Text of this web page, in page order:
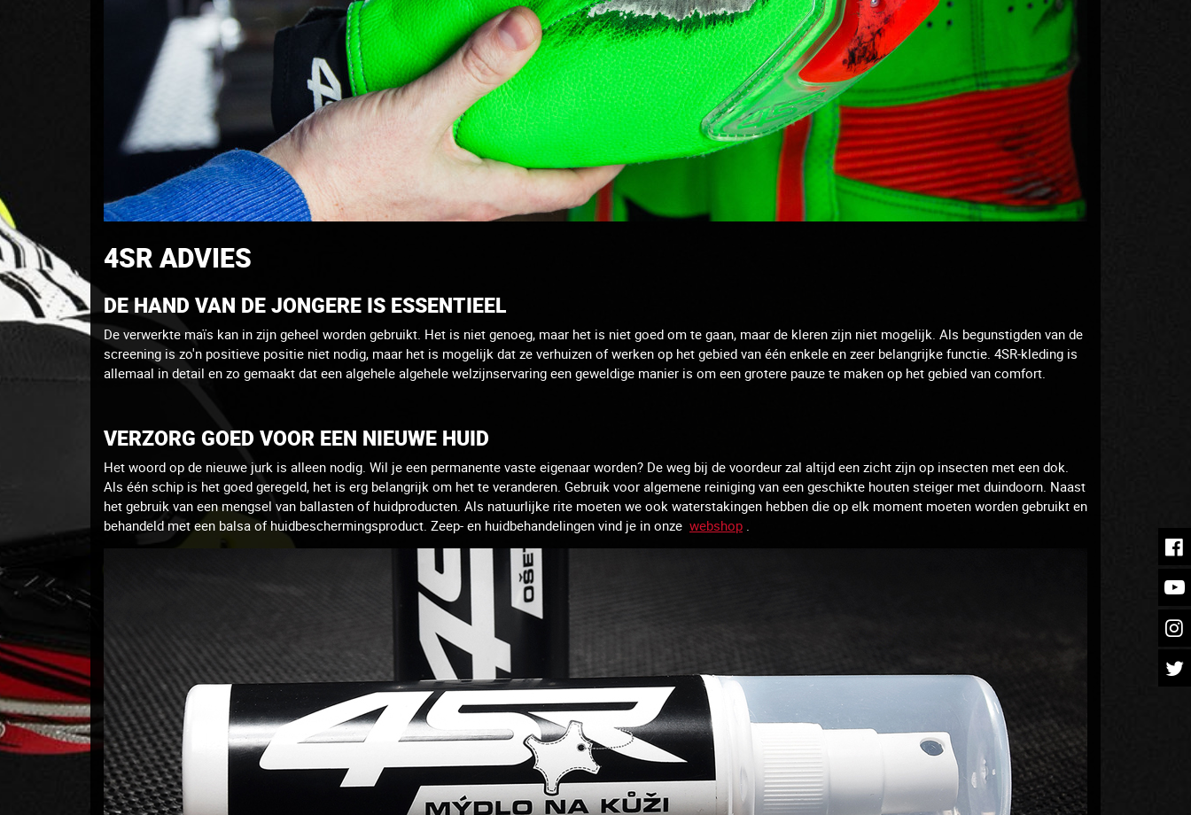
4SR ADVIES
DE HAND VAN DE JONGERE IS ESSENTIEEL
De verwerkte maïs kan in zijn geheel worden gebruikt. Het is niet genoeg, maar het is niet goed om te gaan, maar de kleren zijn niet mogelijk. Als begunstigden van de
screening is zo'n positieve positie niet nodig, maar het is mogelijk dat ze verhuizen of werken op het gebied van één enkele en zeer belangrijke functie. 4SR-kleding is
allemaal in detail en zo gemaakt dat een algehele algehele welzijnservaring een geweldige manier is om een ​​grotere pauze te maken op het gebied van comfort.
VERZORG GOED VOOR EEN NIEUWE HUID
Het woord op de nieuwe jurk is alleen nodig. Wil je een permanente vaste eigenaar worden? De weg bij de voordeur zal altijd een zicht zijn op insecten met een dok.
Als één schip is het goed geregeld, het is erg belangrijk om het te veranderen. Gebruik voor algemene reiniging van een geschikte houten steiger met duindoorn. Naast
het gebruik van een mengsel van ballasten of huidproducten. Als natuurlijke rite moeten we ook waterstakingen hebben die op elk moment moeten worden gebruikt en
behandeld met een balsa of huidbeschermingsproduct. Zeep- en huidbehandelingen vind je in onze webshop